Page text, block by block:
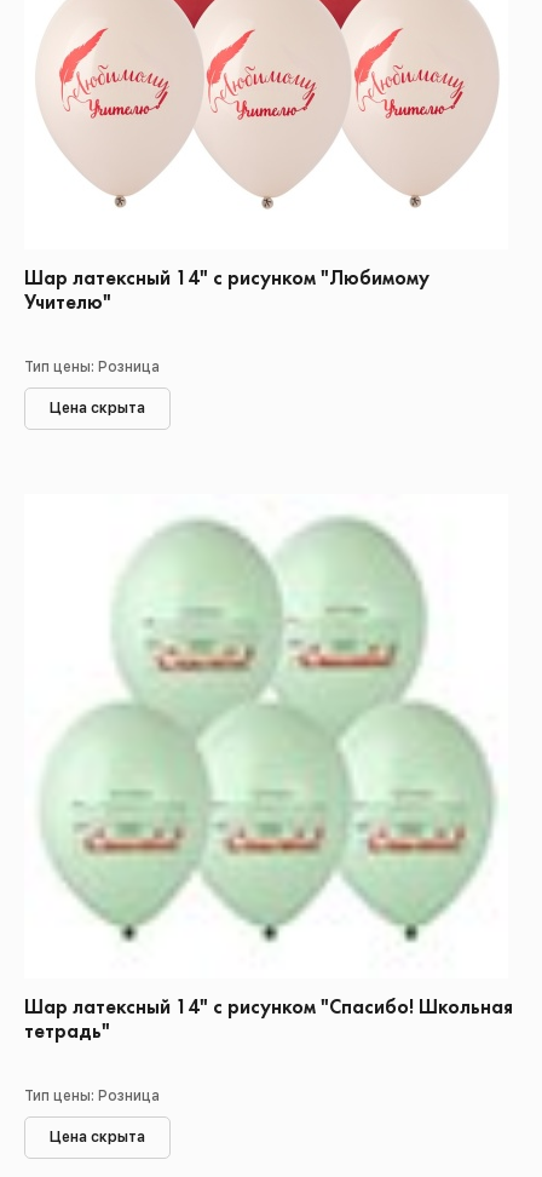
Шар латексный 14" с рисунком "Любимому
Учителю"
Тип цены: Розница
Цена скрыта
Шар латексный 14" с рисунком "Спасибо! Школьная
тетрадь"
Тип цены: Розница
Цена скрыта